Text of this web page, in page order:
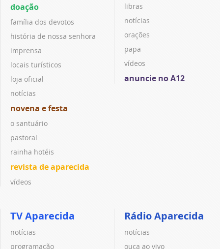
doação
família dos devotos
história de nossa senhora
imprensa
locais turísticos
loja oficial
notícias
novena e festa
o santuário
pastoral
rainha hotéis
revista de aparecida
vídeos
libras
notícias
orações
papa
vídeos
anuncie no A12
TV Aparecida
notícias
programação
Rádio Aparecida
notícias
ouça ao vivo